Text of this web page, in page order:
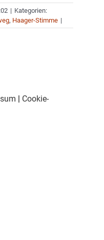
| Kategorien:
, Haager-Stimme |
| Cookie-